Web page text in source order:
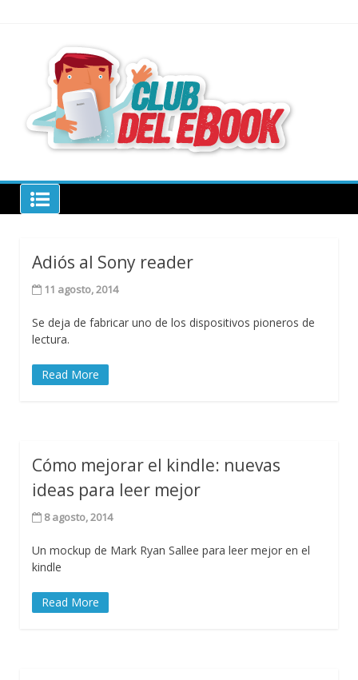
Club del ebook
Adiós al Sony reader
11 agosto, 2014
Se deja de fabricar uno de los dispositivos pioneros de
lectura.
Read More
Cómo mejorar el kindle: nuevas
ideas para leer mejor
8 agosto, 2014
Un mockup de Mark Ryan Sallee para leer mejor en el
kindle
Read More